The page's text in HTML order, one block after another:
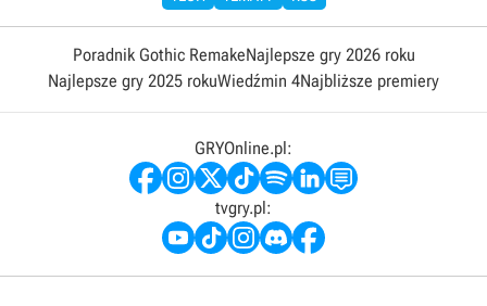
Poradnik Gothic RemakeNajlepsze gry 2026 roku
Najlepsze gry 2025 rokuWiedźmin 4Najbliższe premiery
GRYOnline.pl:
tvgry.pl: